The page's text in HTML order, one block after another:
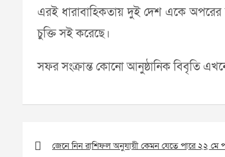
এরই ধারাবাহিকতায় দুই দেশ একে অপরের
চুক্তি সই করেছে।
সফর সংক্রান্ত কোনো আনুষ্ঠানিক বিবৃতি
navigation
জেনে নিন রাশিফল অনুযায়ী কেমন যেতে পারে ২২ মে